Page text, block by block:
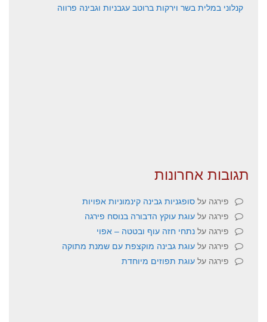
קנלוני במלית בשר וירקות ברוטב עגבניות וגבינה פרווה
תגובות אחרונות
פירגה על סופגניות גבינה קינמוניות אפויות
פירגה על עוגת עוקץ הדבורה בנוסח פירגה
פירגה על נתחי חזה עוף ובטטה – אפוי
פירגה על עוגת גבינה מוקצפת עם שמנת מתוקה
פירגה על עוגת תפוזים מיוחדת